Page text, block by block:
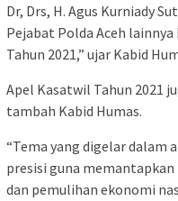
Dr, Drs, H. Agus Kurniady
Pejabat Polda Aceh
Tahun 2021,” ujar Kabid
Apel Kasatwil Tahun 2021
tambah Kabid Humas.
“Tema yang digelar dalam
presisi guna
dan pemulihan ekonomi